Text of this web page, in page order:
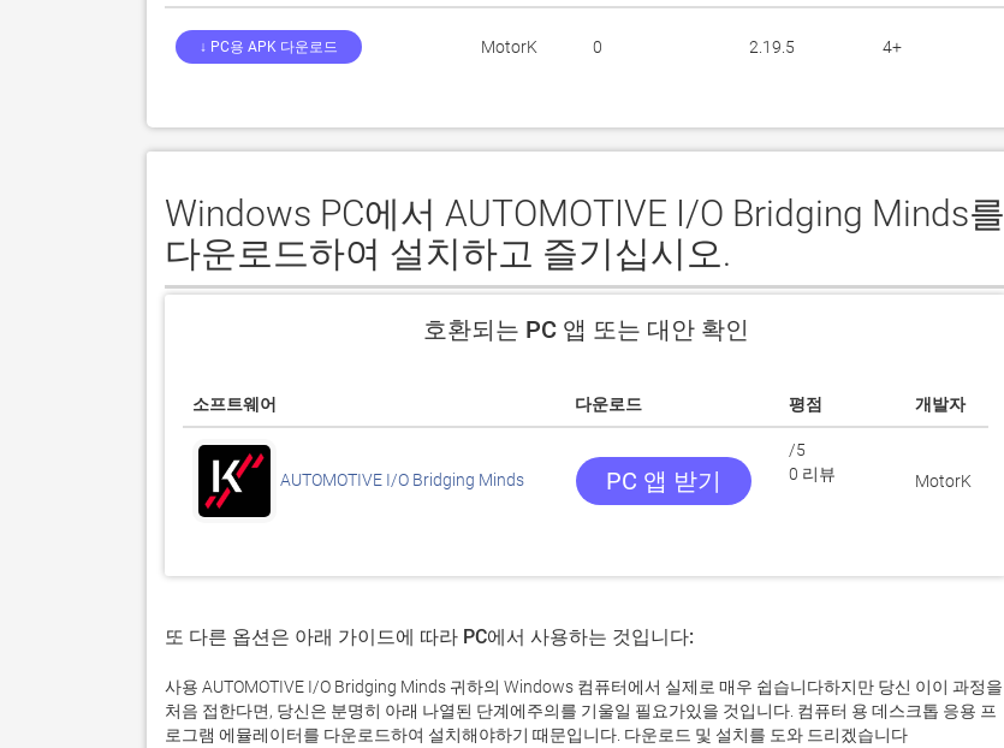
↓ PC용 APK 다운로드 MotorK 0 2.19.5 4+
Windows PC에서 AUTOMOTIVE I/O Bridging Minds를
다운로드하여 설치하고 즐기십시오.
호환되는 PC 앱 또는 대안 확인
소프트웨어 다운로드 평점 개발자
AUTOMOTIVE I/O Bridging Minds PC 앱 받기
/5
0 리뷰
MotorK
또 다른 옵션은 아래 가이드에 따라 PC에서 사용하는 것입니다:
사용 AUTOMOTIVE I/O Bridging Minds 귀하의 Windows 컴퓨터에서 실제로 매우 쉽습니다하지만 당신 이이 과정을
처음 접한다면, 당신은 분명히 아래 나열된 단계에주의를 기울일 필요가있을 것입니다. 컴퓨터 용 데스크톱 응용 프
로그램 에뮬레이터를 다운로드하여 설치해야하기 때문입니다. 다운로드 및 설치를 도와 드리겠습니다